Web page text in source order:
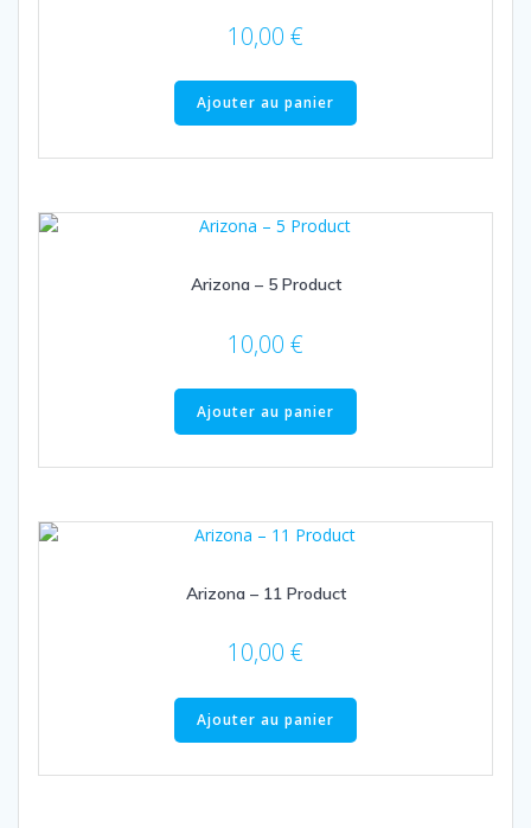
10,00 €
Ajouter au panier
Arizona – 5 Product
10,00 €
Ajouter au panier
Arizona – 11 Product
10,00 €
Ajouter au panier